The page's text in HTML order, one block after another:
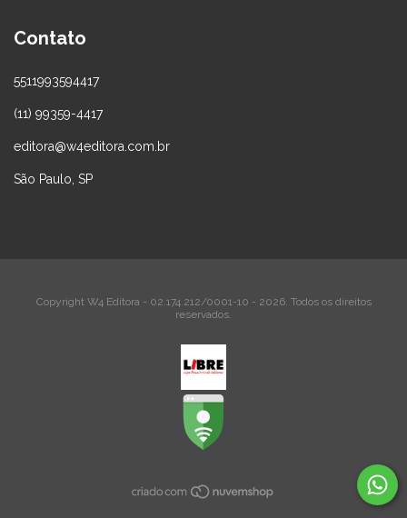
Contato
5511993594417
(11) 99359-4417
editora@w4editora.com.br
São Paulo, SP
Copyright W4 Editora - 02.174.212/0001-10 - 2026. Todos os direitos
reservados.